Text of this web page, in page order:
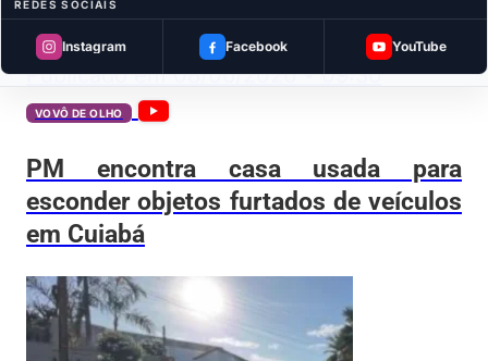
REDES SOCIAIS
Instagram Facebook YouTube
Publicado em 08/06/2026 • 09:36
VOVÔ DE OLHO
PM encontra casa usada para
esconder objetos furtados de veículos
em Cuiabá